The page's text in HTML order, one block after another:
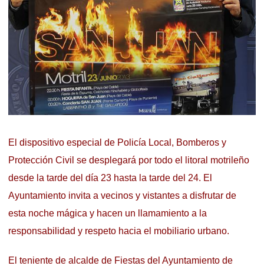
El dispositivo especial de Policía Local, Bomberos y
Protección Civil se desplegará por todo el litoral motrileño
desde la tarde del día 23 hasta la tarde del 24. El
Ayuntamiento invita a vecinos y vistantes a disfrutar de
esta noche mágica y hacen un llamamiento a la
responsabilidad y respeto hacia el mobiliario urbano.
El teniente de alcalde de Fiestas del Ayuntamiento de